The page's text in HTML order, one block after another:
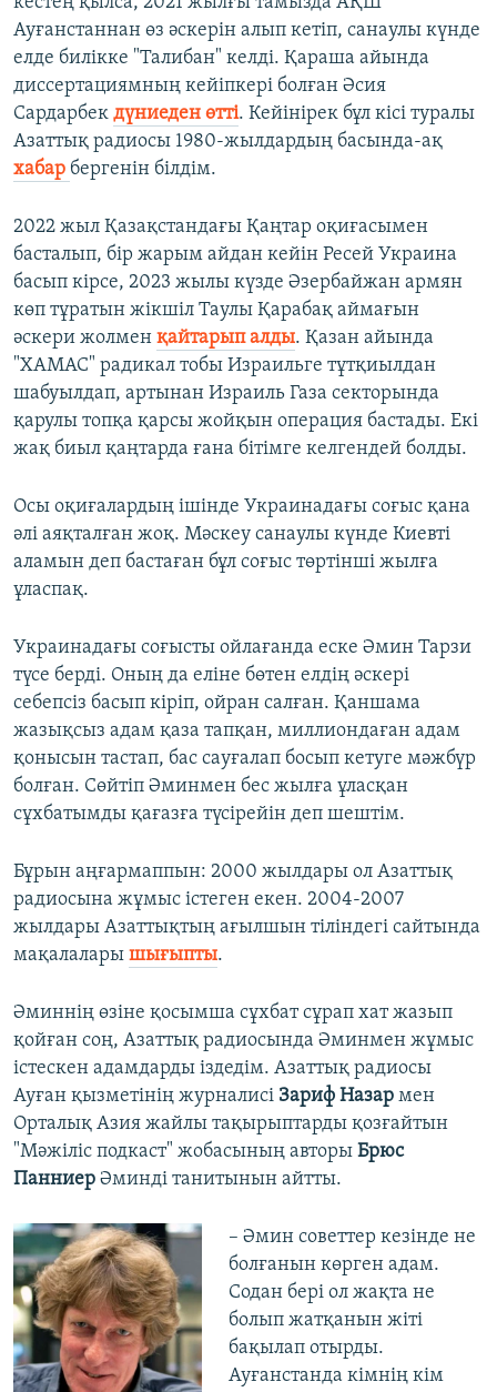
Ауғанстаннан өз әскерін алып кетіп, санаулы күнде
елде билікке "Талибан" келді. Қараша айында
диссертациямның кейіпкері болған Әсия
Сардарбек дүниеден өтті. Кейінірек бұл кісі туралы
Азаттық радиосы 1980-жылдардың басында-ақ
хабар бергенін білдім.
2022 жыл Қазақстандағы Қаңтар оқиғасымен
басталып, бір жарым айдан кейін Ресей Украина
басып кірсе, 2023 жылы күзде Әзербайжан армян
көп тұратын жікшіл Таулы Қарабақ аймағын
әскери жолмен қайтарып алды. Қазан айында
"ХАМАС" радикал тобы Израильге тұтқиылдан
шабуылдап, артынан Израиль Газа секторында
қарулы топқа қарсы жойқын операция бастады. Екі
жақ биыл қаңтарда ғана бітімге келгендей болды.
Осы оқиғалардың ішінде Украинадағы соғыс қана
әлі аяқталған жоқ. Мәскеу санаулы күнде Киевті
аламын деп бастаған бұл соғыс төртінші жылға
ұласпақ.
Украинадағы соғысты ойлағанда еске Әмин Тарзи
түсе берді. Оның да еліне бөтен елдің әскері
себепсіз басып кіріп, ойран салған. Қаншама
жазықсыз адам қаза тапқан, миллиондаған адам
қонысын тастап, бас сауғалап босып кетуге мәжбүр
болған. Сөйтіп Әминмен бес жылға ұласқан
сұхбатымды қағазға түсірейін деп шештім.
Бұрын аңғармаппын: 2000 жылдары ол Азаттық
радиосына жұмыс істеген екен. 2004-2007
жылдары Азаттықтың ағылшын тіліндегі сайтында
мақалалары шығыпты.
Әминнің өзіне қосымша сұхбат сұрап хат жазып
қойған соң, Азаттық радиосында Әминмен жұмыс
істескен адамдарды іздедім. Азаттық радиосы
Ауған қызметінің журналисі Зариф Назар мен
Орталық Азия жайлы тақырыптарды қозғайтын
"Мәжіліс подкаст" жобасының авторы Брюс
Панниер Әминді танитынын айтты.
– Әмин советтер кезінде не
болғанын көрген адам.
Содан бері ол жақта не
болып жатқанын жіті
бақылап отырды.
Ауғанстанда кімнің кім